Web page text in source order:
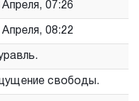
Апреля, 07:26
Апреля, 08:22
свободы.